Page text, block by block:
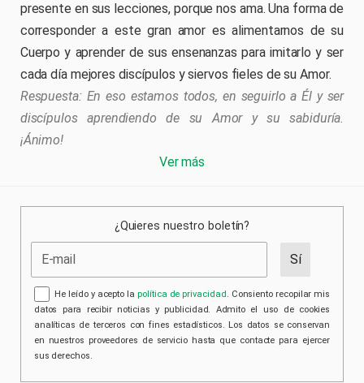
presente en sus lecciones, porque nos ama. Una forma de
corresponder a este gran amor es alimentarnos de su
Cuerpo y aprender de sus ensenanzas para imitarlo y ser
cada día mejores discípulos y siervos fieles de su Amor.
En eso estamos todos, en seguirlo a Él y ser
discípulos aprendiendo de su Amor y su sabiduría.
¡Ánimo!
Ver más
¿Quieres nuestro boletín?
He leído y acepto lapolítica de privacidad. Consiento recopilar mis
datos para recibir noticias y publicidad. Admito el uso de cookies
analíticas de terceros con fines estadísticos. Los datos se conservan
en nuestros proveedores de servicio hasta que contacte para ejercer
sus derechos.